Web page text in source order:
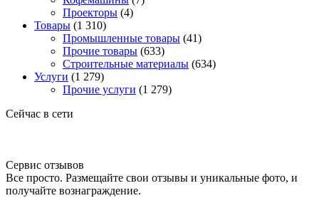
Проекторы (4)
Товары (1 310)
Промышленные товары (41)
Прочие товары (633)
Строительные материалы (634)
Услуги (1 279)
Прочие услуги (1 279)
Сейчас в сети
Сервис отзывов
Все просто. Размещайте свои отзывы и уникальные фото, и
получайте вознаграждение.